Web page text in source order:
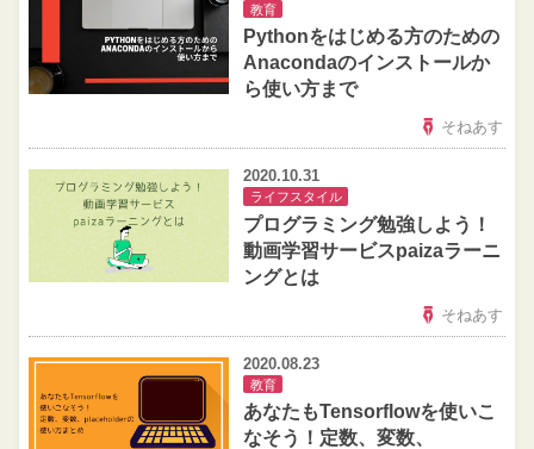
教育
Pythonをはじめる方のための
Anacondaのインストールか
ら使い方まで
そねあす
2020.10.31
ライフスタイル
プログラミング勉強しよう！
動画学習サービスpaizaラーニ
ングとは
そねあす
2020.08.23
教育
あなたもTensorflowを使いこ
なそう！定数、変数、